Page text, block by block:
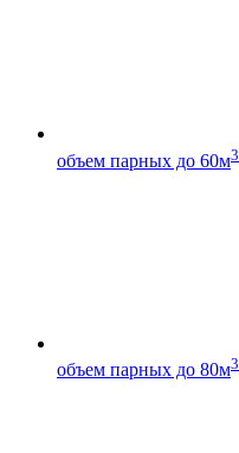
объем парных до 60м3
объем парных до 80м3